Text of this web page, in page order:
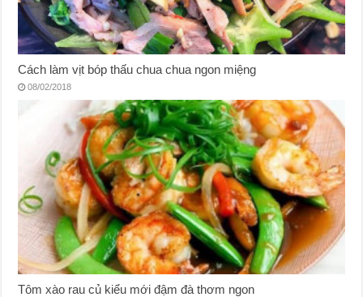
Cách làm vịt bóp thấu chua chua ngon miệng
08/02/2018
Tôm xào rau củ kiểu mới đậm đà thơm ngon